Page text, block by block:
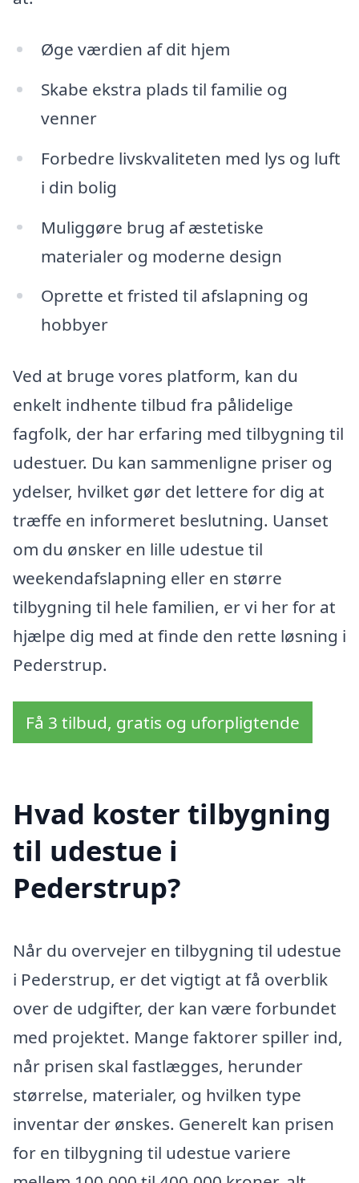
Øge værdien af dit hjem
Skabe ekstra plads til familie og
venner
Forbedre livskvaliteten med lys og luft
i din bolig
Muliggøre brug af æstetiske
materialer og moderne design
Oprette et fristed til afslapning og
hobbyer
Ved at bruge vores platform, kan du
enkelt indhente tilbud fra pålidelige
fagfolk, der har erfaring med tilbygning til
udestuer. Du kan sammenligne priser og
ydelser, hvilket gør det lettere for dig at
træffe en informeret beslutning. Uanset
om du ønsker en lille udestue til
weekendafslapning eller en større
tilbygning til hele familien, er vi her for at
hjælpe dig med at finde den rette løsning i
Pederstrup.
Få 3 tilbud, gratis og uforpligtende
Hvad koster tilbygning
til udestue i
Pederstrup?
Når du overvejer en tilbygning til udestue
i Pederstrup, er det vigtigt at få overblik
over de udgifter, der kan være forbundet
med projektet. Mange faktorer spiller ind,
når prisen skal fastlægges, herunder
størrelse, materialer, og hvilken type
inventar der ønskes. Generelt kan prisen
for en tilbygning til udestue variere